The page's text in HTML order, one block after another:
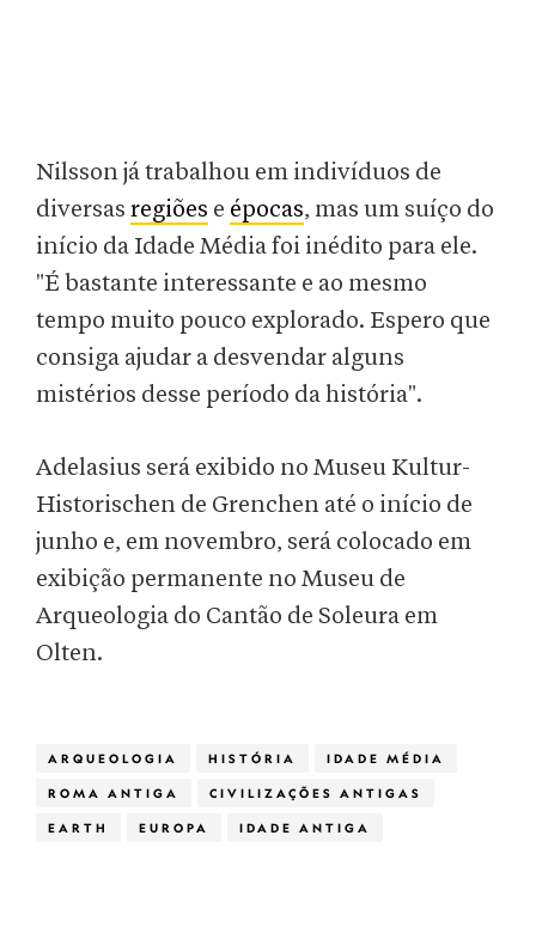
Nilsson já trabalhou em indivíduos de
diversas regiões e épocas, mas um suíço do
início da Idade Média foi inédito para ele.
"É bastante interessante e ao mesmo
tempo muito pouco explorado. Espero que
consiga ajudar a desvendar alguns
mistérios desse período da história".
Adelasius será exibido no Museu Kultur-
Historischen de Grenchen até o início de
junho e, em novembro, será colocado em
exibição permanente no Museu de
Arqueologia do Cantão de Soleura em
Olten.
ARQUEOLOGIA HISTÓRIA IDADE MÉDIA
ROMA ANTIGA CIVILIZAÇÕES ANTIGAS
EARTH EUROPA IDADE ANTIGA